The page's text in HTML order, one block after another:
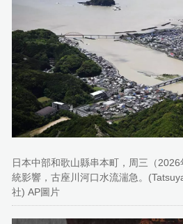
日本中部和歌山縣串本町，周三（
統影響，古座川河口水流湍急。
社) AP圖片